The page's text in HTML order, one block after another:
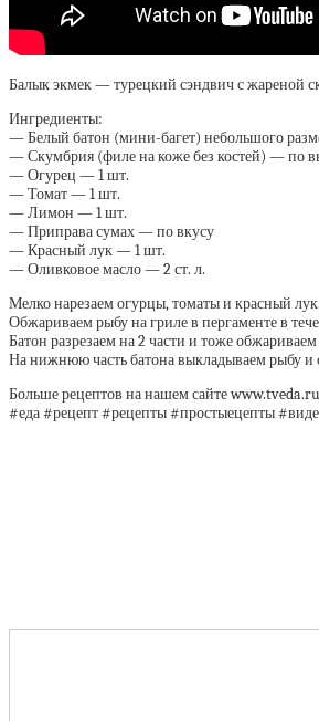
Балык экмек — турецкий сэндвич с жареной
Ингредиенты:
— Белый батон (мини-багет) небольшого
— Скумбрия (филе на коже без костей) — по
— Огурец — 1 шт.
— Томат — 1 шт.
— Лимон — 1 шт.
— Приправа сумах — по вкусу
— Красный лук — 1 шт.
— Оливковое масло — 2 ст. л.
Мелко нарезаем огурцы, томаты и красный
Обжариваем рыбу на гриле в пергаменте в
Батон разрезаем на 2 части и тоже
На нижнюю часть батона выкладываем рыбу и
Больше рецептов на нашем сайте www.tveda.ru
#еда #рецепт #рецепты #простыецепты